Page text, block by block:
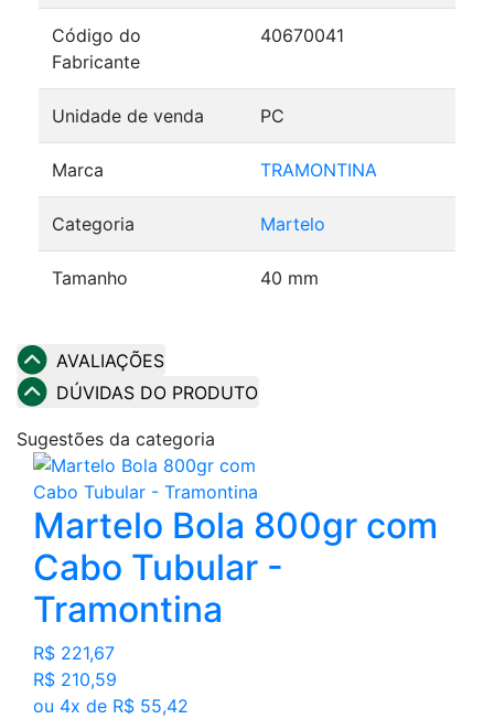
Código do
Fabricante
40670041
Unidade de venda PC
Marca TRAMONTINA
Categoria Martelo
Tamanho 40 mm
AVALIAÇÕES
DÚVIDAS DO PRODUTO
Sugestões da categoria
Martelo Bola 800gr com
Cabo Tubular -
Tramontina
R$ 221,67
R$ 210,59
ou 4x de R$ 55,42